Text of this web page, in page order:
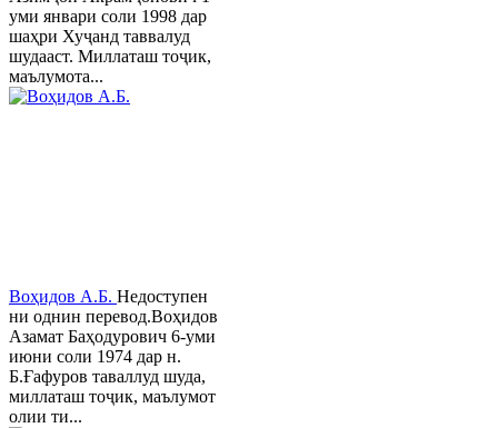
уми январи соли 1998 дар
шаҳри Хуҷанд таввалуд
шудааст. Миллаташ тоҷик,
маълумота...
Воҳидов А.Б. Недоступен
ни однин перевод.Воҳидов
Азамат Баҳодурович 6-уми
июни соли 1974 дар н.
Б.Ғафуров таваллуд шуда,
миллаташ тоҷик, маълумот
олии ти...